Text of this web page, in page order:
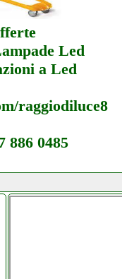
Led
a Led
raggiodiluce8
886 0485